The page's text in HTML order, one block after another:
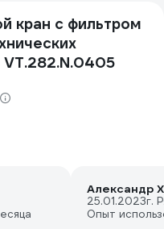
кран с фильтром
Александр
25.01.2023г.
Опыт